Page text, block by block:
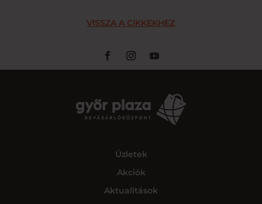
VISSZA A CIKKEKHEZ
Üzletek
Akciók
Aktualitások